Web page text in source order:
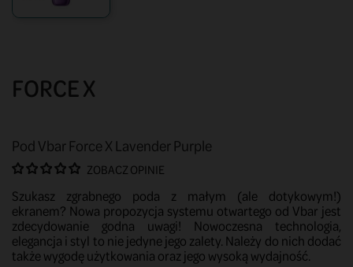
FORCE X
Pod Vbar Force X Lavender Purple
ZOBACZ OPINIE
Szukasz zgrabnego poda z małym (ale dotykowym!)
ekranem? Nowa propozycja systemu otwartego od Vbar jest
zdecydowanie godna uwagi! Nowoczesna technologia,
elegancja i styl to nie jedyne jego zalety. Należy do nich dodać
także wygodę użytkowania oraz jego wysoką wydajność.